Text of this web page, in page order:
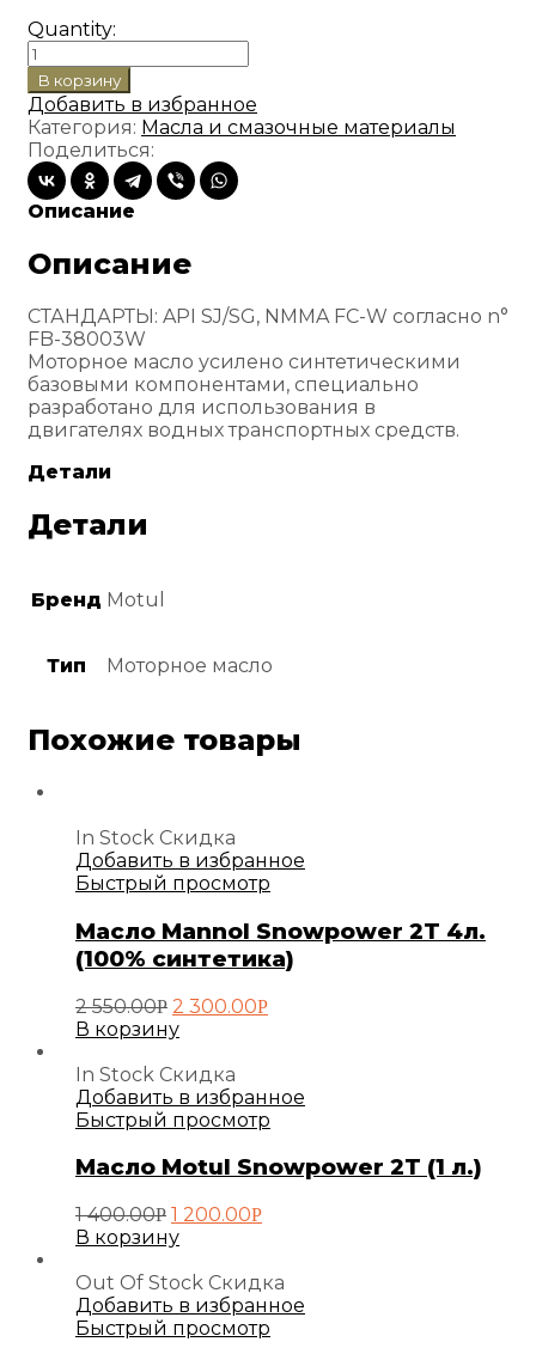
Quantity:
Количество
товара
Масло
MOTUL
OUTBOARD
TECH
10W-
40
(1
л.)
В корзину
Добавить в избранное
Категория: Масла и смазочные материалы
Поделиться:
Описание
Описание
СТАНДАРТЫ: API SJ/SG, NMMA FC-W согласно n°
FB-38003W
Моторное масло усилено синтетическими
базовыми компонентами, специально
разработано для использования в
двигателях водных транспортных средств.
Детали
Детали
Бренд Motul
Тип Моторное масло
Похожие товары
In Stock Скидка
Добавить в избранное
Быстрый просмотр
Масло Mannol Snowpower 2T 4л.
(100% синтетика)
2 550.00Р Первоначальная
цена
2
550.00руб..
2 300.00РТекущая
В корзину
In Stock Скидка
Добавить в избранное
Быстрый просмотр
Масло Motul Snowpower 2T (1 л.)
1 400.00Р Первоначальная
цена
1
400.00руб..
1 200.00РТекущая
200.00руб..
В корзину
Out Of Stock Скидка
Добавить в избранное
Быстрый просмотр